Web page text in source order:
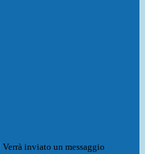
Verrà inviato un messaggio